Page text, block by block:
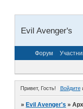
Evil Avenger's
Форум
Привет, Гость! Войдите
»Evil Avenger's »